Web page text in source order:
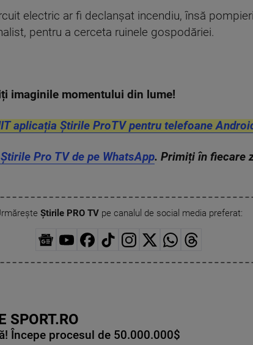
electric ar fi declanşat incendiu, însă
pentru a cerceta ruinele gospodăriei.
imaginile momentului din lume!
aplicația Știrile ProTV pentru telefoane
Pro TV de pe WhatsApp. Primiți în fiecare
Știrile PRO TVpe canalul de social media preferat:
SPORT.RO
Începe procesul de 50.000.000$